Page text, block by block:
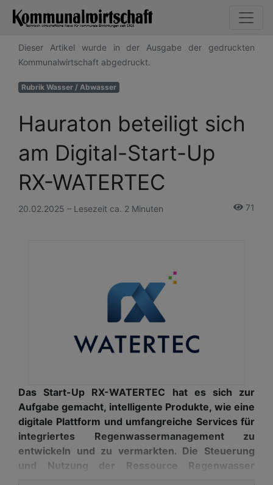
Dieser Artikel wurde in der Ausgabe der gedruckten
Kommunalwirtschaft abgedruckt.
Rubrik Wasser / Abwasser
Hauraton beteiligt sich
am Digital-Start-Up
RX-WATERTEC
20.02.2025 – Lesezeit ca. 2 Minuten 71
Das Start-Up RX-WATERTEC hat es sich zur
Aufgabe gemacht, intelligente Produkte, wie eine
digitale Plattform und umfangreiche Services für
integriertes Regenwassermanagement zu
entwickeln und zu vermarkten. Die Steuerung
und Nutzung der Ressource Regenwasser